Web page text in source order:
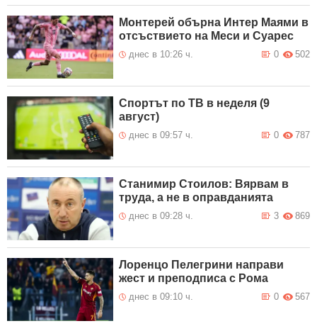
Монтерей обърна Интер Маями в
отсъствието на Меси и Суарес
днес в 10:26 ч. 502
0
Спортът по ТВ в неделя (9
август)
днес в 09:57 ч. 787
0
Станимир Стоилов: Вярвам в
труда, а не в оправданията
днес в 09:28 ч. 869
3
Лоренцо Пелегрини направи
жест и преподписа с Рома
днес в 09:10 ч. 567
0